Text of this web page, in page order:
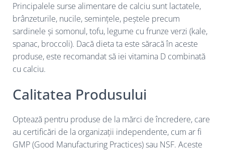
Principalele surse alimentare de calciu sunt lactatele,
brânzeturile, nucile, semințele, peștele precum
sardinele și somonul, tofu, legume cu frunze verzi (kale,
spanac, broccoli). Dacă dieta ta este săracă în aceste
produse, este recomandat să iei vitamina D combinată
cu calciu.
Calitatea Produsului
Optează pentru produse de la mărci de încredere, care
au certificări de la organizații independente, cum ar fi
GMP (Good Manufacturing Practices) sau NSF. Aceste